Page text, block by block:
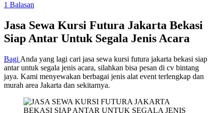
1 Balasan
Jasa Sewa Kursi Futura Jakarta Bekasi
Siap Antar Untuk Segala Jenis Acara
Bagi Anda yang lagi cari jasa sewa kursi futura jakarta bekasi siap
antar untuk segala jenis acara, silahkan bisa pesan di cv bintang
jaya. Kami menyewakan berbagai jenis alat event terlengkap dan
murah area Jakarta dan sekitarnya.